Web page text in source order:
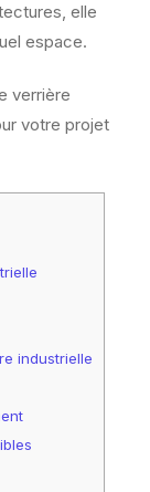
elle
espace.
verrière
votre projet
industrielle